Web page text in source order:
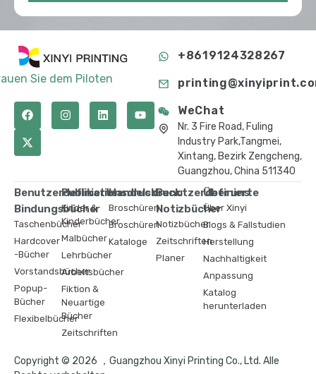
Sie dem Piloten
+8619124328267
WeChat
Nr. 3 Fire Road, Fuling
Industry Park,Tangmei,
Xintang, Bezirk Zengcheng,
Guangzhou, China 511340
Benutzerdefinierte
Bindungsbücher
Taschenbücher
Hardcover
-Bücher
Vorstandsbücher
Popup-
Bücher
Flexibelbücher
Publikationsdruck
Kinder &
Kinderbücher
Malbücher
Lehrbücher
Arbeitsbücher
Fiktion &
Neuartige
Bücher
Zeitschriften
Handelsdruck
Broschüren
Broschüren
Kataloge
Benutzerdefinierte
Notizbücher
Notizbücher
Zeitschriften
Planer
Über uns
Über Xinyi
Blogs & Fallstudien
Herstellung
Nachhaltigkeit
Anpassung
Katalog
herunterladen
Copyright © 2026 ，Guangzhou Xinyi Printing Co., Ltd. Alle